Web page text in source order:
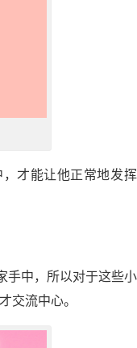
才能让他正常地发
手中，所以对于这些
交流中心。